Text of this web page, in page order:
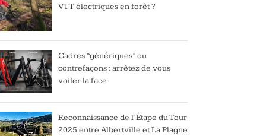
VTT électriques en forêt ?
Cadres “génériques” ou
contrefaçons : arrêtez de vous
voiler la face
Reconnaissance de l’Étape du Tour
2025 entre Albertville et La Plagne